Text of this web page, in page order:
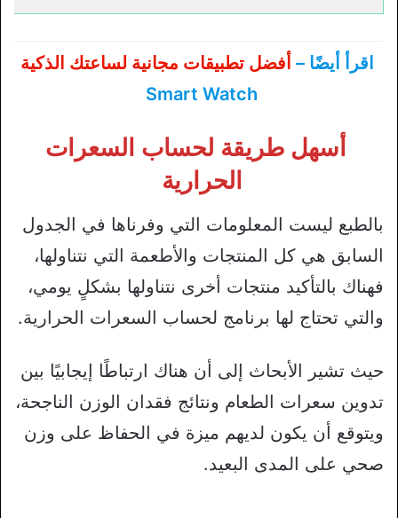
اقرأ أيضًا – أفضل تطبيقات مجانية لساعتك الذكية
Smart Watch
أسهل طريقة لحساب السعرات
الحرارية
بالطبع ليست المعلومات التي وفرناها في الجدول
السابق هي كل المنتجات والأطعمة التي نتناولها،
فهناك بالتأكيد منتجات أخرى نتناولها بشكلٍ يومي،
والتي تحتاج لها برنامج لحساب السعرات الحرارية.
حيث تشير الأبحاث إلى أن هناك ارتباطًا إيجابيًا بين
تدوين سعرات الطعام ونتائج فقدان الوزن الناجحة،
ويتوقع أن يكون لديهم ميزة في الحفاظ على وزن
صحي على المدى البعيد.